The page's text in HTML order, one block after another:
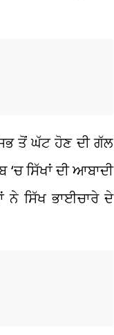
ਤੋਂ ਘੱਟ ਹੋਣ ਦੀ ਗੱਲ
ਸਿੱਖਾਂ ਦੀ ਆਬਾਦੀ
ਨੇ ਸਿੱਖ ਭਾਈਚਾਰੇ ਦੇ